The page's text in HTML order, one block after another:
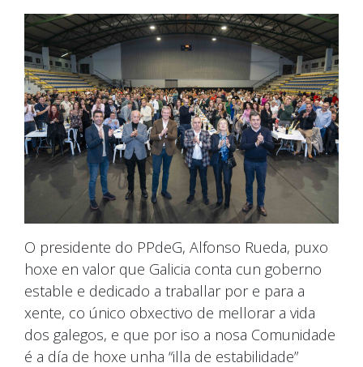
O presidente do PPdeG, Alfonso Rueda, puxo
hoxe en valor que Galicia conta cun goberno
estable e dedicado a traballar por e para a
xente, co único obxectivo de mellorar a vida
dos galegos, e que por iso a nosa Comunidade
é a día de hoxe unha “illa de estabilidade”